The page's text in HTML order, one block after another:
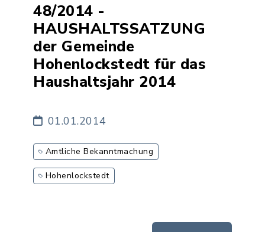
48/2014 -
HAUSHALTSSATZUNG
der Gemeinde
Hohenlockstedt für das
Haushaltsjahr 2014
01.01.2014
Amtliche Bekanntmachung
Hohenlockstedt